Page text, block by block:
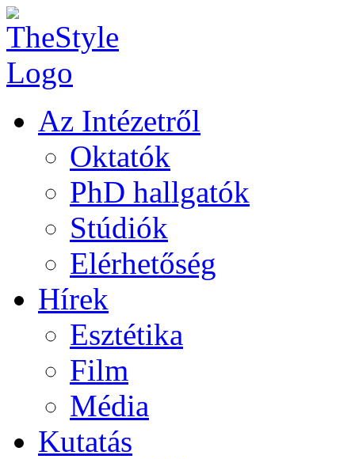
Az Intézetről
Oktatók
PhD hallgatók
Stúdiók
Elérhetőség
Hírek
Esztétika
Film
Média
Kutatás